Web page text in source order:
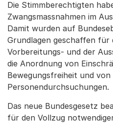
Die Stimmberechtigten
Zwangsmassnahmen im
Damit wurden auf
Grundlagen geschaffen für
Vorbereitungs- und der
die Anordnung von
Bewegungsfreiheit und
Personendurchsuchungen.
Das neue Bundesgesetz
für den Vollzug